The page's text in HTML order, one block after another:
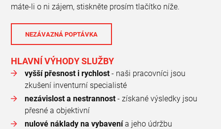
máte-li o ni zájem, stiskněte prosím tlačítko níže.
NEZÁVAZNÁ POPTÁVKA
HLAVNÍ VÝHODY SLUŽBY
vyšší přesnost i rychlost- naši pracovníci jsou
zkušení inventurní specialisté
nezávislost a nestrannost- získané výsledky jsou
přesné a objektivní
nulové náklady na vybavenía jeho údržbu